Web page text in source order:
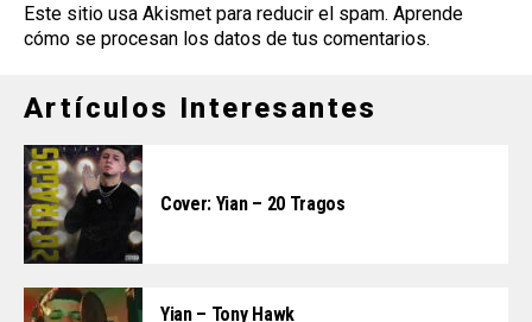
Este sitio usa Akismet para reducir el spam. Aprende
cómo se procesan los datos de tus comentarios.
Artículos Interesantes
Cover: Yian – 20 Tragos
Yian – Tony Hawk